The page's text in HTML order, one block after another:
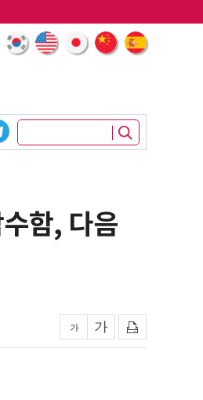
함, 다음